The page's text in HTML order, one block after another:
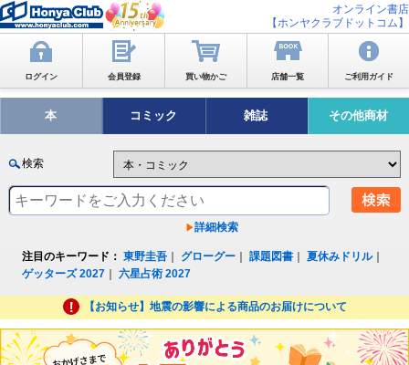
オンライン書店
【ホンヤクラブドットコム】
ログイン 会員登録 買い物かご 店舗一覧 ご利用ガイド
本 コミック 雑誌 その他商材
検索
詳細検索
注目のキーワード： 東野圭吾 グローグー ｜課題図書 ｜夏休みドリル｜
ゲッターズ 2027 ｜六星占術 2027
【お知らせ】地震の影響による商品のお届けについて